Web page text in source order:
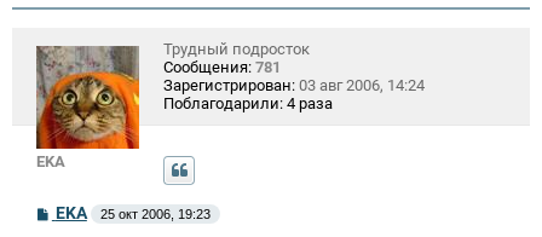
EKA
Трудный подросток
Сообщения: 781
Зарегистрирован: 03 авг 2006, 14:24
Поблагодарили: 4 раза
С
о
EKA 25 окт 2006, 19:23